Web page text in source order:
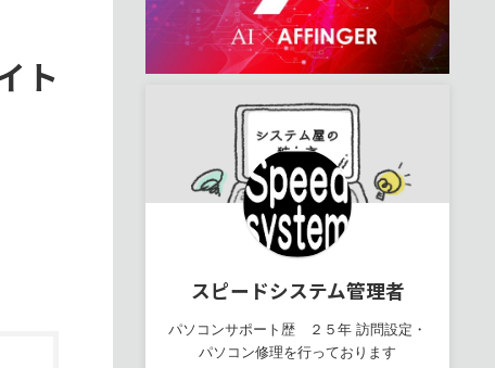
ト
スピードシステム管理者
パソコンサポート歴 ２５年 訪問設定・
パソコン修理を行っております